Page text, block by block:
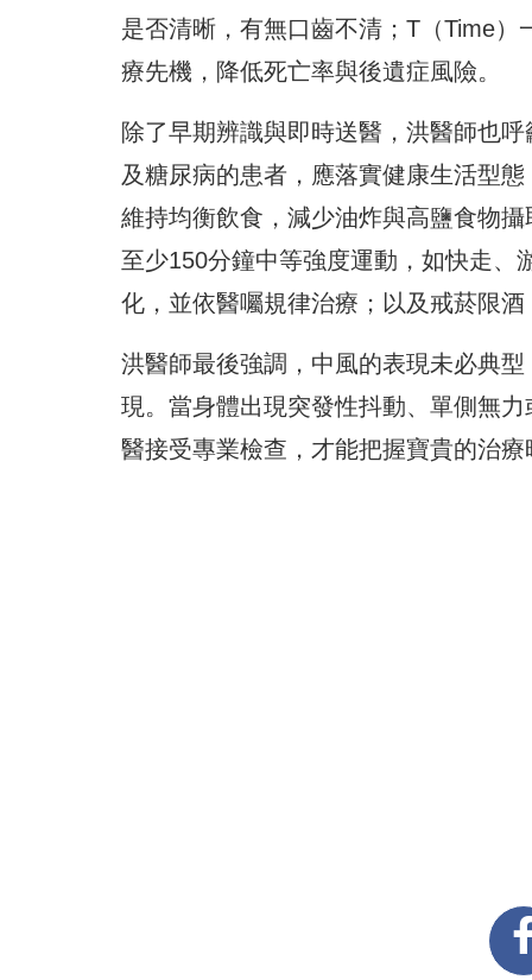
是否清晰，有無口齒不清；T（Time
療先機，降低死亡率與後遺症風險。
除了早期辨識與即時送醫，洪醫師也
及糖尿病的患者，應落實健康生活型
維持均衡飲食，減少油炸與高鹽食物
至少150分鐘中等強度運動，如快走、
化，並依醫囑規律治療；以及戒菸限酒
洪醫師最後強調，中風的表現未必典
現。當身體出現突發性抖動、單側無
醫接受專業檢查，才能把握寶貴的治療